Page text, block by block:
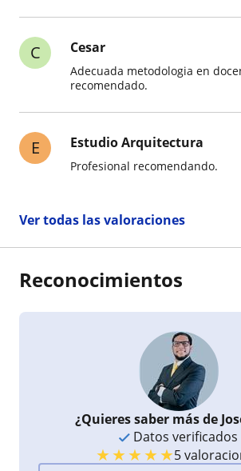
C Cesar
Adecuada metodologia en
recomendado.
E Estudio Arquitectura
Profesional recomendando.
Ver todas las valoraciones
Reconocimientos
¿Quieres saber más de
Datos verificados
★★★★★5